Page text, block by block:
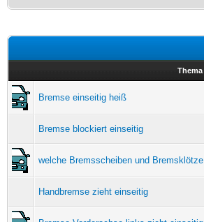
Thema
Bremse einseitig heiß
Bremse blockiert einseitig
welche Bremsscheiben und Bremsklötze
Handbremse zieht einseitig